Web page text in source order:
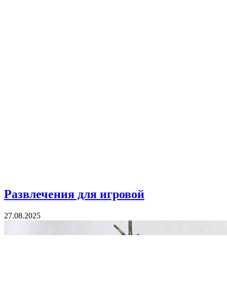
Развлечения для игровой
27.08.2025